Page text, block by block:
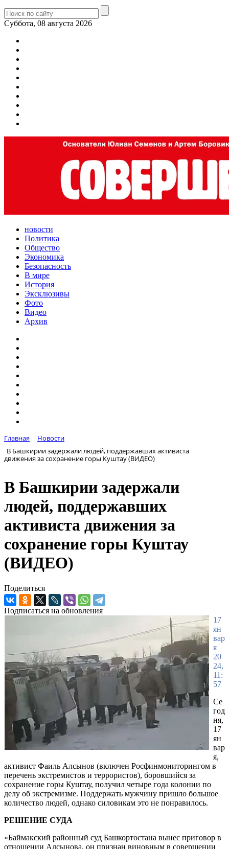
Суббота, 08 августа 2026
новости
Политика
Общество
Экономика
Безопасность
В мире
История
Эксклюзивы
Фото
Видео
Архив
Главная
Новости
В Башкирии задержали людей, поддержавших активиста
движения за сохранение горы Куштау (ВИДЕО)
В Башкирии задержали
людей, поддержавших
активиста движения за
сохранение горы Куштау
(ВИДЕО)
Поделиться
Подписаться на обновления
17
ян
вар
я
20
24,
11:
57
Се
год
ня,
17
ян
вар
я,
активист Фаиль Алсынов (включен Росфинмониторингом в
перечень экстремистов и террористов), боровшийся за
сохранение горы Куштау, получил четыре года колонии по
делу об экстремизме. Поддержать мужчину пришло большое
количество людей, однако силовикам это не понравилось.
РЕШЕНИЕ СУДА
«Баймакский районный суд Башкортостана вынес приговор в
отношении Алсынова, он признан виновным в совершении